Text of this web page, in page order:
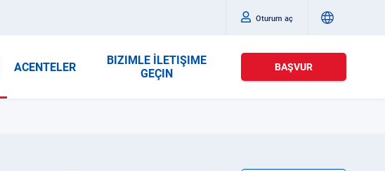
Oturum aç
ACENTELER
BIZIMLE İLETIŞIME
GEÇIN
BAŞVUR